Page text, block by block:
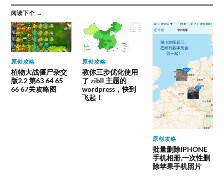
阅读下个 →
原创攻略
植物大战僵尸杂交
版2.2 第63 64 65
66 67关攻略图
原创攻略
教你三步优化使用
了 zibll 主题的
wordpress，快到
飞起！
原创攻略
批量删除IPHONE
手机相册,一次性删
除苹果手机照片